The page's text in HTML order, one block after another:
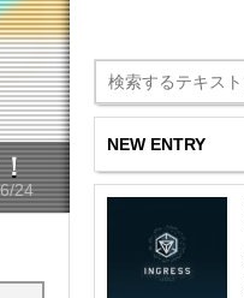
24
NEW ENTRY